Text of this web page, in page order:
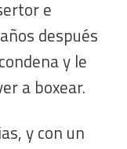
e
después
y le
a boxear.
y con un